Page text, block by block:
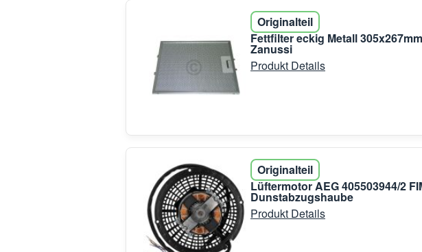
Originalteil
Fettfilter eckig Metall
Zanussi
Produkt Details
Originalteil
Lüftermotor AEG 405503944/2
Dunstabzugshaube
Produkt Details